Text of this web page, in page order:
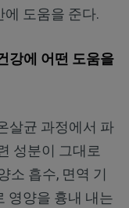
에 도움을 준다.
강에 어떤 도움을
살균 과정에서 파
성분이 그대로
소 흡수, 면역 기
영양을 흉내 내는